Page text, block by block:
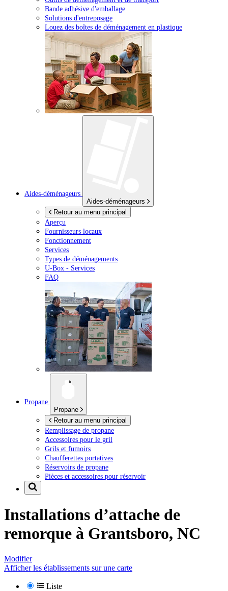
Bande adhésive d'emballage
Solutions d'entreposage
Louez des boîtes de déménagement en plastique
Aides-déménageurs
Aides-déménageurs
Retour au menu principal
Aperçu
Fournisseurs locaux
Fonctionnement
Services
Types de déménagements
U-Box - Services
FAQ
Propane
Propane
Retour au menu principal
Remplissage de propane
Accessoires pour le gril
Grils et fumoirs
Chaufferettes portatives
Réservoirs de propane
Pièces et accessoires pour réservoir
Installations d’attache de
remorque à Grantsboro, NC
Modifier
Afficher les établissements sur une carte
Liste